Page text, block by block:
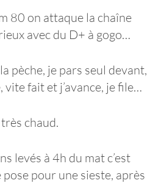
80 on attaque la chaîne
avec du D+ à gogo…
pèche, je pars seul devant,
fait et j’avance, je file…
chaud.
levés à 4h du mat c’est
pour une sieste, après